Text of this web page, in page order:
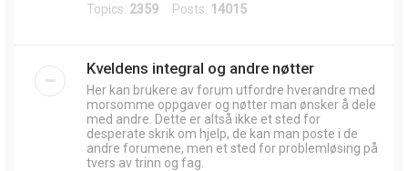
Topics: 2359 Posts: 14015
Kveldens integral og andre nøtter
Her kan brukere av forum utfordre hverandre med
morsomme oppgaver og nøtter man ønsker å dele
med andre. Dette er altså ikke et sted for
desperate skrik om hjelp, de kan man poste i de
andre forumene, men et sted for problemløsing på
tvers av trinn og fag.